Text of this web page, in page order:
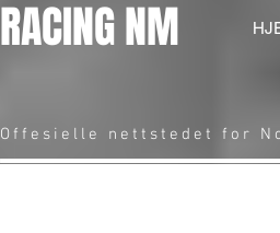
RACING NM
Offesielle nettstedet for